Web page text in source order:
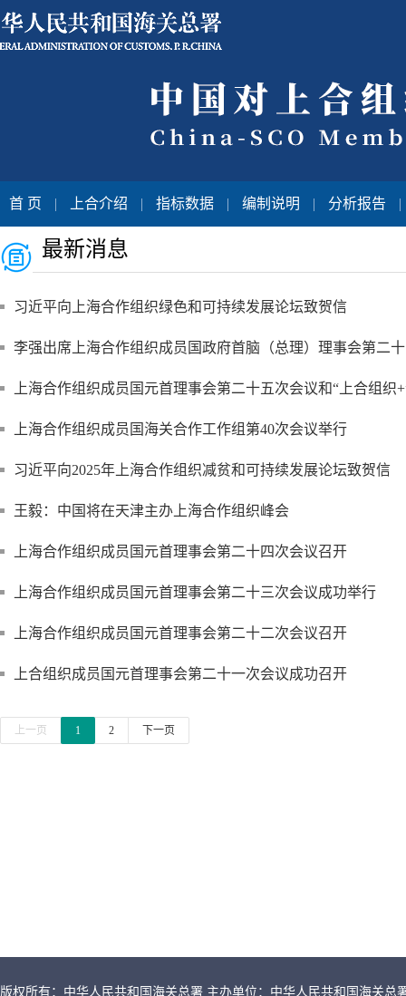
首 页 | 上合介绍 | 指标数据 | 编制说明 | 分析报告 |
最新消息
习近平向上海合作组织绿色和可持续发展论坛致贺信
李强出席上海合作组织成员国政府首脑（总理）理事会第二
上海合作组织成员国元首理事会第二十五次会议和“上合组织
上海合作组织成员国海关合作工作组第40次会议举行
习近平向2025年上海合作组织减贫和可持续发展论坛致贺信
王毅：中国将在天津主办上海合作组织峰会
上海合作组织成员国元首理事会第二十四次会议召开
上海合作组织成员国元首理事会第二十三次会议成功举行
上海合作组织成员国元首理事会第二十二次会议召开
上合组织成员国元首理事会第二十一次会议成功召开
上一页 1 2 下一页
版权所有：中华人民共和国海关总署 主办单位：中华人民共和国海关总